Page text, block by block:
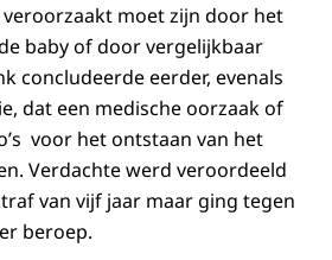
moet zijn door het
baby of door vergelijkbaar
concludeerde eerder, evenals
dat een medische oorzaak of
voor het ontstaan van het
Verdachte werd veroordeeld
van vijf jaar maar ging tegen
beroep.